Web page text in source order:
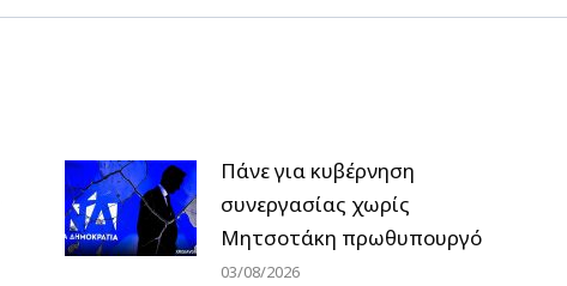
Πάνε για κυβέρνηση
συνεργασίας χωρίς
Μητσοτάκη πρωθυπουργό
03/08/2026